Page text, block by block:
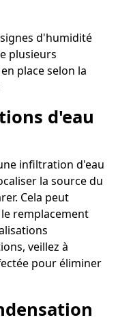
d'humidité
plusieurs
place selon la
d'eau
infiltration d'eau
la source du
Cela peut
remplacement
veillez à
pour éliminer